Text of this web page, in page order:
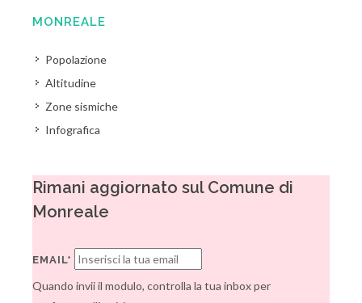
MONREALE
Popolazione
Altitudine
Zone sismiche
Infografica
Rimani aggiornato sul Comune di
Monreale
EMAIL*
Quando invii il modulo, controlla la tua inbox per